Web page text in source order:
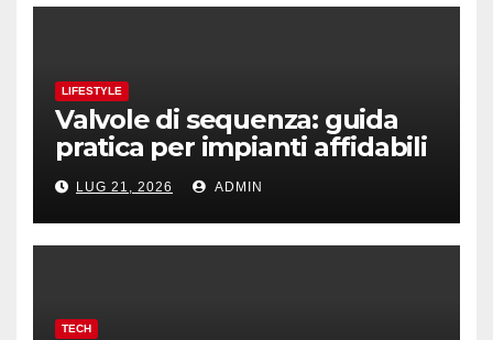
LIFESTYLE
Valvole di sequenza: guida
pratica per impianti affidabili
LUG 21, 2026 ADMIN
TECH